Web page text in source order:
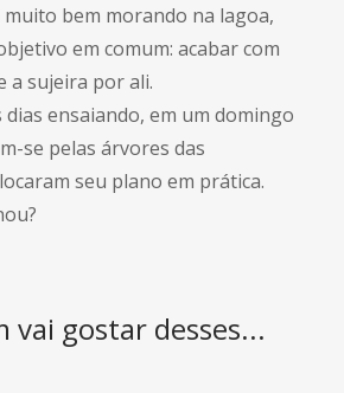
bem morando na lagoa,
em comum: acabar com
a sujeira por ali.
ensaiando, em um domingo
se pelas árvores das
seu plano em prática.
vai gostar desses...